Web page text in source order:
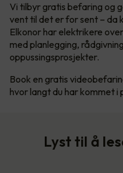
Vi tilbyr gratis befaring og
vent til det er for sent – da
Elkonor har elektrikere
med planlegging,
oppussingsprosjekter.
Book en gratis
hvor langt du har kommet i
Lyst til å